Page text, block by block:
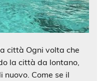
città Ogni volta che
la città da lontano,
nuovo. Come se il